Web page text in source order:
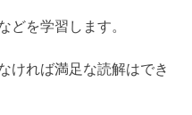
どを学習します。
ければ満足な読解はでき